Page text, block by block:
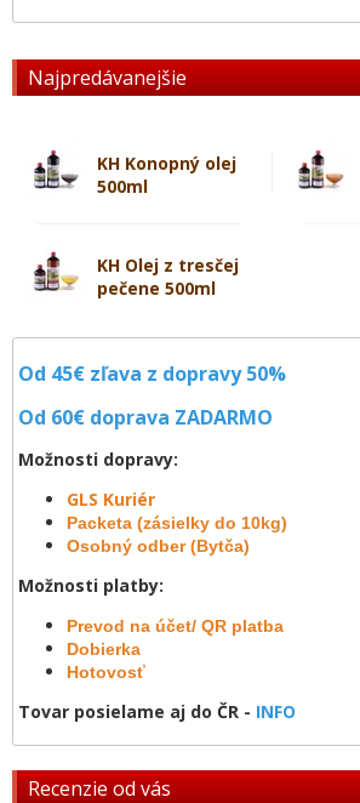
Od 45€ zľava z dopravy 50%
Od 60€ doprava ZADARMO
Možnosti dopravy:
GLS Kuriér
Packeta (zásielky do 10kg)
Osobný odber (Bytča)
Možnosti platby:
Prevod na účet/ QR platba
Dobierka
Hotovosť
Tovar posielame aj do ČR - INFO
Recenzie od vás
Najpredávanejšie
KH Konopný olej
500ml
KH Olej z tresčej
pečene 500ml